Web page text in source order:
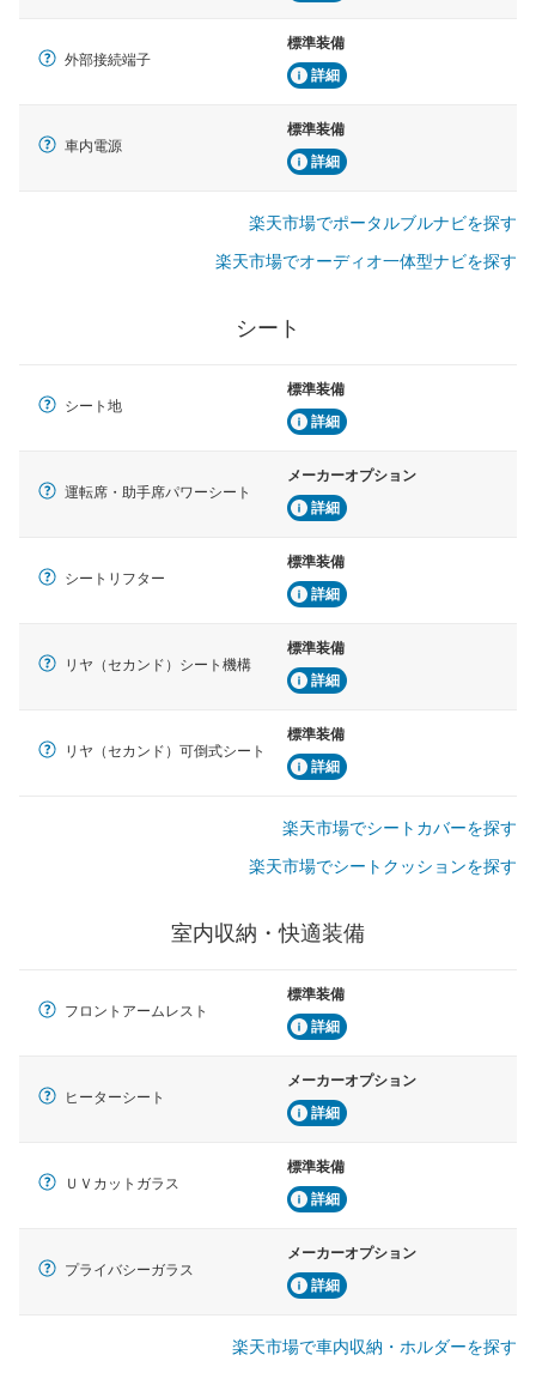
外部接続端子
標準装備
詳細
車内電源
標準装備
詳細
楽天市場でポータルブルナビを探す
楽天市場でオーディオ一体型ナビを探す
シート
シート地
標準装備
詳細
運転席・助手席パワーシート
メーカーオプション
詳細
シートリフター
標準装備
詳細
リヤ（セカンド）シート機構
標準装備
詳細
リヤ（セカンド）可倒式シート
標準装備
詳細
楽天市場でシートカバーを探す
楽天市場でシートクッションを探す
室内収納・快適装備
フロントアームレスト
標準装備
詳細
ヒーターシート
メーカーオプション
詳細
ＵＶカットガラス
標準装備
詳細
プライバシーガラス
メーカーオプション
詳細
楽天市場で車内収納・ホルダーを探す